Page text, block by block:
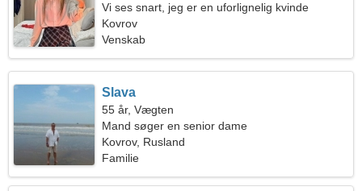
Vi ses snart, jeg er en uforlignelig kvinde
Kovrov
Venskab
Slava
55 år, Vægten
Mand søger en senior dame
Kovrov, Rusland
Familie